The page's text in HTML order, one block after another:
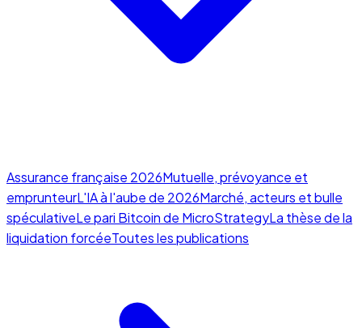
Assurance française 2026Mutuelle, prévoyance et
emprunteurL'IA à l'aube de 2026Marché, acteurs et bulle
spéculativeLe pari Bitcoin de MicroStrategyLa thèse de la
liquidation forcéeToutes les publications